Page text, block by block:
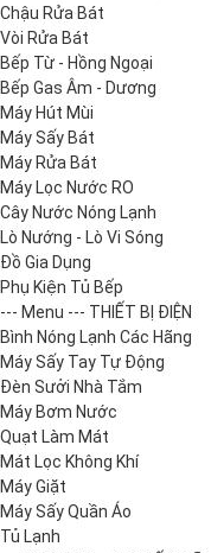
Chậu Rửa Bát
Vòi Rửa Bát
Bếp Từ - Hồng Ngoại
Bếp Gas Âm - Dương
Máy Hút Mùi
Máy Sấy Bát
Máy Rửa Bát
Máy Lọc Nước RO
Cây Nước Nóng Lạnh
Lò Nướng - Lò Vi Sóng
Đồ Gia Dụng
Phụ Kiện Tủ Bếp
--- Menu --- THIẾT BỊ ĐIỆN
Bình Nóng Lạnh Các Hãng
Máy Sấy Tay Tự Động
Đèn Sưởi Nhà Tắm
Máy Bơm Nước
Quạt Làm Mát
Mát Lọc Không Khí
Máy Giặt
Máy Sấy Quần Áo
Tủ Lạnh